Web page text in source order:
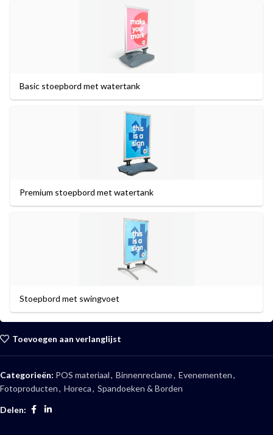
Basic stoepbord met watertank
Premium stoepbord met watertank
Stoepbord met swingvoet
Toevoegen aan verlanglijst
Categorieën: POS materiaal, Binnenreclame, Evenementen,
Fotoproducten, Horeca, Spandoeken & Borden
Delen: